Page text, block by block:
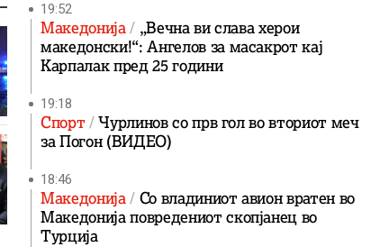
19:52
Македонија „Вечна ви слава херои
македонски!“: Ангелов за масакрот кај
Карпалак пред 25 години
19:18
Спорт
Чурлинов со прв гол во вториот меч
за Погон (ВИДЕО)
18:46
Македонија Со владиниот авион вратен во
Македонија повредениот скопјанец во
Турција